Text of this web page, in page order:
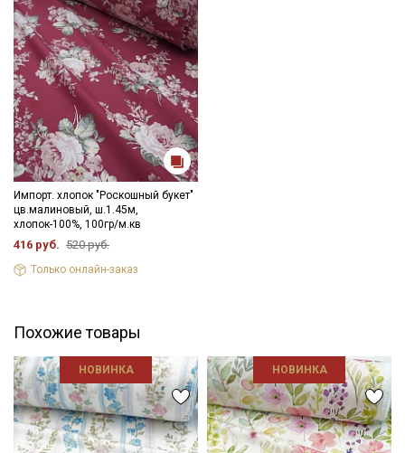
Импорт. хлопок "Роскошный букет"
цв.малиновый, ш.1.45м,
хлопок-100%, 100гр/м.кв
416 руб. 520 руб.
Только онлайн-заказ
Похожие товары
НОВИНКА НОВИНКА
Подписаться
Ознакомлен(а) сПолитикой обработки персональных
данных и даю
Согласие на обработку персональных
данных
ДаюСогласие на получение рекламных и
информационных рассылок